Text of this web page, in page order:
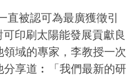
直被認可為最廣獲徵引
印刷太陽能發展貢獻良
域的專家，李教授一次
享道︰「我們最新的研